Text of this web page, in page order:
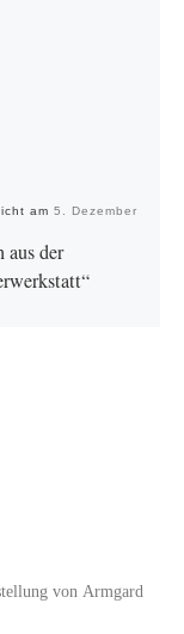
am 5. Dezember
aus der
von Armgard